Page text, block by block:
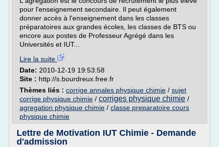
pour l'enseignement secondaire. Il peut également
donner accès à l'enseignement dans les classes
préparatoires aux grandes écoles, les classes de BTS ou
encore aux postes de Professeur Agrégé dans les
Universités et IUT...
Lire la suite
Date: 2010-12-19 19:53:58
Site : http://s.bourdreux.free.fr
Thèmes liés : corrige annales physique chimie / sujet
corrige physique chimie / corriges physique chimie /
agregation physique chimie / classe preparatoire cours
physique chimie
Lettre de Motivation IUT Chimie - Demande
d'admission